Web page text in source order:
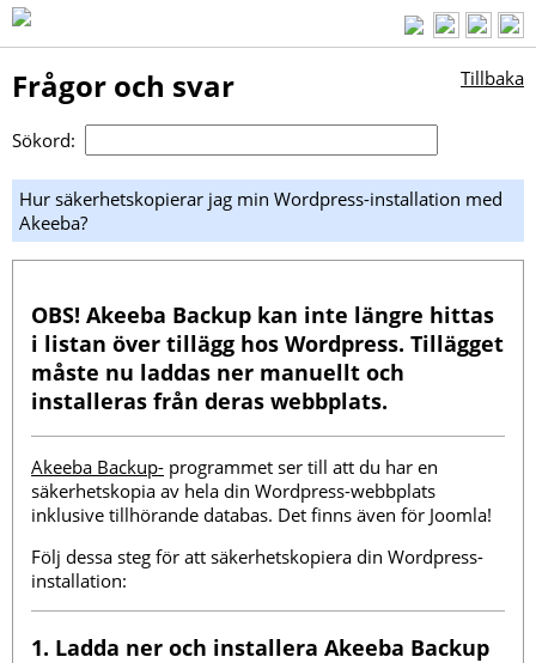
Frågor och svar Tillbaka
Sökord:
Hur säkerhetskopierar jag min Wordpress-installation med
Akeeba?
OBS! Akeeba Backup kan inte längre hittas
i listan över tillägg hos Wordpress. Tillägget
måste nu laddas ner manuellt och
installeras från deras webbplats.
Akeeba Backup- programmet ser till att du har en
säkerhetskopia av hela din Wordpress-webbplats
inklusive tillhörande databas. Det finns även för Joomla!
Följ dessa steg för att säkerhetskopiera din Wordpress-
installation:
1. Ladda ner och installera Akeeba Backup